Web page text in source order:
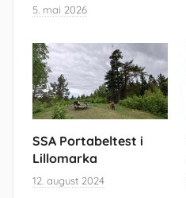
5. mai 2026
SSA Portabeltest i
Lillomarka
12. august 2024